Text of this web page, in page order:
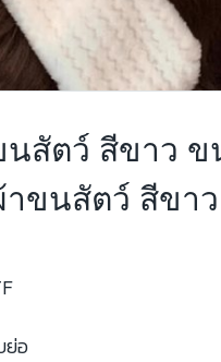
สัตว์ สีขาว ข
ผ้าขนสัตว์ สีขา
ย่อ